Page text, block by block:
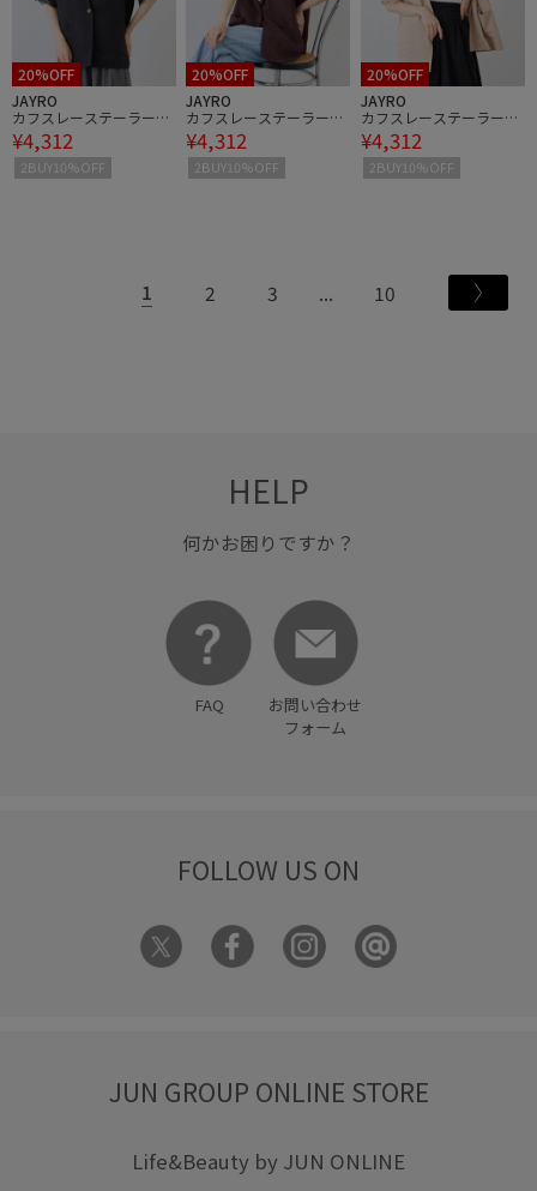
20%OFF
JAYRO
カフスレーステーラード
ジャケット
¥4,312
2BUY10%OFF
20%OFF
JAYRO
カフスレーステーラード
ジャケット
¥4,312
2BUY10%OFF
20%OFF
JAYRO
カフスレーステーラード
ジャケット
¥4,312
2BUY10%OFF
1 2 3 10
HELP
何かお困りですか？
FAQ
お問い合わせ
フォーム
FOLLOW US ON
JUN GROUP ONLINE STORE
Life&Beauty by JUN ONLINE